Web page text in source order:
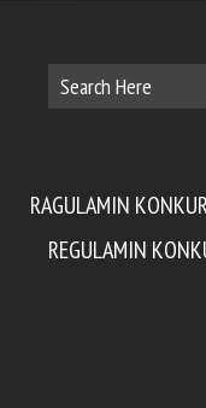
RAGULAMIN
REGULAMIN